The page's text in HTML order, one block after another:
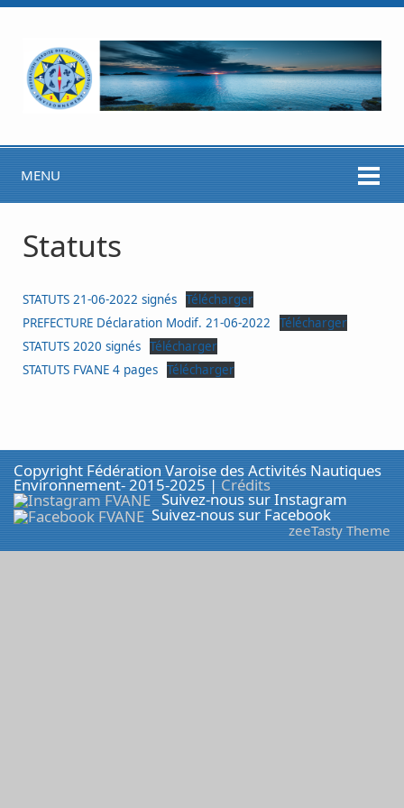
MENU
Statuts
STATUTS 21-06-2022 signés Télécharger
PREFECTURE Déclaration Modif. 21-06-2022
Télécharger
STATUTS 2020 signés Télécharger
STATUTS FVANE 4 pages Télécharger
Copyright Fédération Varoise des Activités Nautiques
Environnement- 2015-2025 | Crédits
Suivez-nous sur Instagram
Suivez-nous sur Facebook
zeeTasty Theme